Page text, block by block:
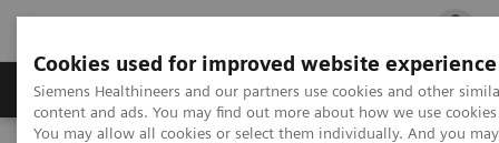
Cookies used for improved website experience
Siemens Healthineers and our partners use cookies and other
content and ads. You may find out more about how we use
You may allow all cookies or select them individually. And you
Fachbereiche Healthcare Management